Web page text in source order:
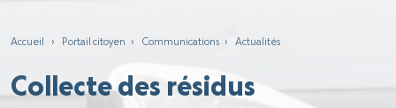
Accueil › Portail citoyen › Communications › Actualités
Collecte des résidus